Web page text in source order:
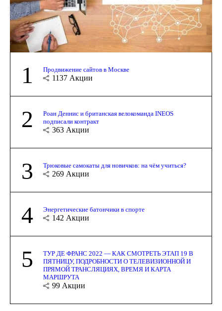
1 Продвижение сайтов в Москве
1137 Акции
2
Роан Деннис и британская велокоманда INEOS
подписали контракт
363 Акции
3 Трюковые самокаты для новичков: на чём учиться?
269 Акции
4 Энергетические батончики в спорте
142 Акции
5
ТУР ДЕ ФРАНС 2022 — КАК СМОТРЕТЬ ЭТАП 19 В
ПЯТНИЦУ, ПОДРОБНОСТИ О ТЕЛЕВИЗИОННОЙ И
ПРЯМОЙ ТРАНСЛЯЦИЯХ, ВРЕМЯ И КАРТА
МАРШРУТА
99 Акции